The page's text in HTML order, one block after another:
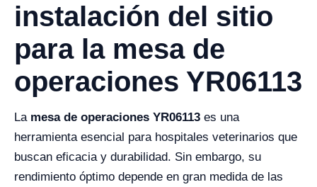
instalación del sitio
para la mesa de
operaciones YR06113
La mesa de operaciones YR06113 es una
herramienta esencial para hospitales veterinarios que
buscan eficacia y durabilidad. Sin embargo, su
rendimiento óptimo depende en gran medida de las